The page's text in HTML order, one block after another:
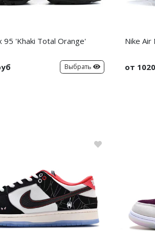
95 'Khaki Total Orange'
Выбрать
Nike
от